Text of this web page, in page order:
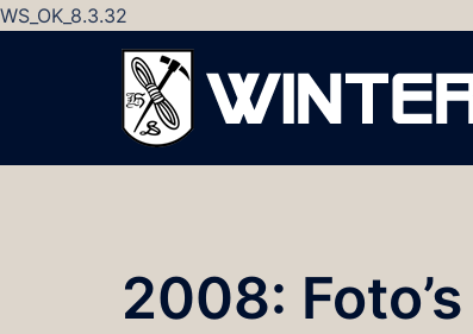
WS_OK_8.3.32
2008: Foto’s